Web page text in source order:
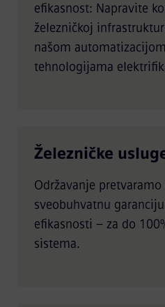
efikasnost: Napravite
železničkoj
našom
tehnologijama
glavne linije
Železničke
Održavanje
sveobuhvatnu
efikasnosti – za do
sistema.